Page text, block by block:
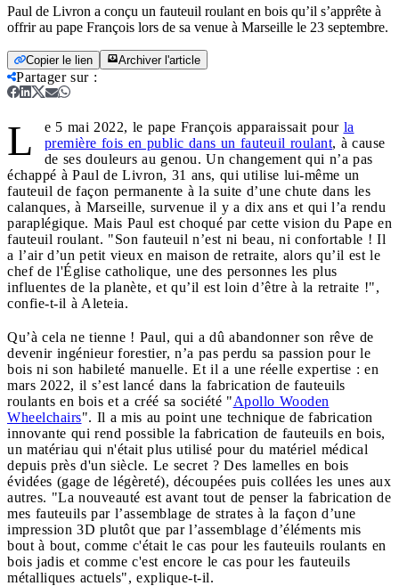
Paul de Livron a conçu un fauteuil roulant en bois qu’il s’apprête à
offrir au pape François lors de sa venue à Marseille le 23 septembre.
Copier le lien Archiver l'article
Partager sur:
L e 5 mai 2022, le pape François apparaissait pour la
première fois en public dans un fauteuil roulant, à cause
de ses douleurs au genou. Un changement qui n’a pas
échappé à Paul de Livron, 31 ans, qui utilise lui-même un
fauteuil de façon permanente à la suite d’une chute dans les
calanques, à Marseille, survenue il y a dix ans et qui l’a rendu
paraplégique. Mais Paul est choqué par cette vision du Pape en
fauteuil roulant. "Son fauteuil n’est ni beau, ni confortable ! Il
a l’air d’un petit vieux en maison de retraite, alors qu’il est le
chef de l'Église catholique, une des personnes les plus
influentes de la planète, et qu’il est loin d’être à la retraite !",
confie-t-il à Aleteia.
Qu’à cela ne tienne ! Paul, qui a dû abandonner son rêve de
devenir ingénieur forestier, n’a pas perdu sa passion pour le
bois ni son habileté manuelle. Et il a une réelle expertise : en
mars 2022, il s’est lancé dans la fabrication de fauteuils
roulants en bois et a créé sa société "Apollo Wooden
Wheelchairs". Il a mis au point une technique de fabrication
innovante qui rend possible la fabrication de fauteuils en bois,
un matériau qui n'était plus utilisé pour du matériel médical
depuis près d'un siècle. Le secret ? Des lamelles en bois
évidées (gage de légèreté), découpées puis collées les unes aux
autres. "La nouveauté est avant tout de penser la fabrication de
mes fauteuils par l’assemblage de strates à la façon d’une
impression 3D plutôt que par l’assemblage d’éléments mis
bout à bout, comme c'était le cas pour les fauteuils roulants en
bois jadis et comme c'est encore le cas pour les fauteuils
métalliques actuels", explique-t-il.